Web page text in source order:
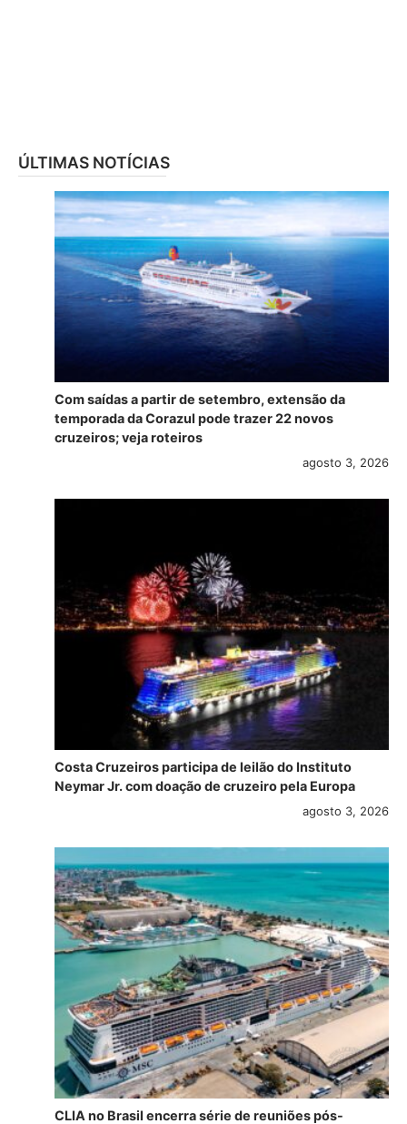
ÚLTIMAS NOTÍCIAS
Com saídas a partir de setembro, extensão da
temporada da Corazul pode trazer 22 novos
cruzeiros; veja roteiros
agosto 3, 2026
Costa Cruzeiros participa de leilão do Instituto
Neymar Jr. com doação de cruzeiro pela Europa
agosto 3, 2026
CLIA no Brasil encerra série de reuniões pós-